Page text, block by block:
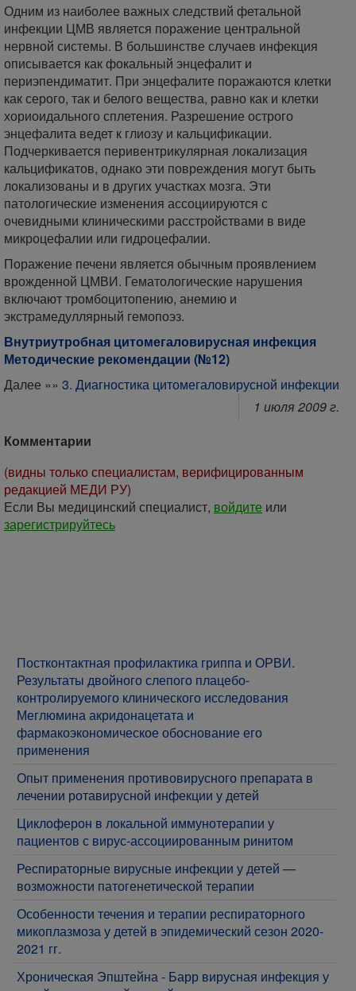
Одним из наиболее важных следствий фетальной
инфекции ЦМВ является поражение центральной
нервной системы. В большинстве случаев инфекция
описывается как фокальный энцефалит и
периэпендиматит. При энцефалите поражаются клетки
как серого, так и белого вещества, равно как и клетки
хориоидального сплетения. Разрешение острого
энцефалита ведет к глиозу и кальцификации.
Подчеркивается перивентрикулярная локализация
кальцификатов, однако эти повреждения могут быть
локализованы и в других участках мозга. Эти
патологические изменения ассоциируются с
очевидными клиническими расстройствами в виде
микроцефалии или гидроцефалии.
Поражение печени является обычным проявлением
врожденной ЦМВИ. Гематологические нарушения
включают тромбоцитопению, анемию и
экстрамедуллярный гемопоэз.
Внутриутробная цитомегаловирусная инфекция
Методические рекомендации (№12)
Далее »» 3. Диагностика цитомегаловирусной инфекции
1 июля 2009 г.
Комментарии
(видны только специалистам, верифицированным
редакцией МЕДИ РУ)
Если Вы медицинский специалист, войдите или
зарегистрируйтесь
Постконтактная профилактика гриппа и ОРВИ.
Результаты двойного слепого плацебо-
контролируемого клинического исследования
Меглюмина акридонацетата и
фармакоэкономическое обоснование его
применения
​Опыт применения противовирусного препарата в
лечении ротавирусной инфекции у детей
Циклоферон в локальной иммунотерапии у
пациентов с вирус-ассоциированным ринитом
Респираторные вирусные инфекции у детей —
возможности патогенетической терапии
​Особенности течения и терапии респираторного
микоплазмоза у детей в эпидемический сезон 2020-
2021 гг.
Хроническая Эпштейна - Барр вирусная инфекция у